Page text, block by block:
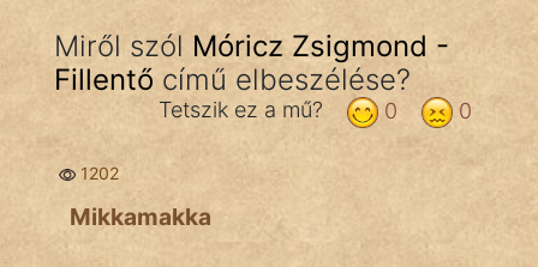
Költemény
Komédia
Kötelező
Miről szól Móricz Zsigmond -
Fillentő című elbeszélése?
0
0
Tetszik ez a mű?
1202
Mikkamakka